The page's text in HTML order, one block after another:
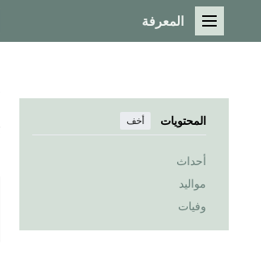
القائمة الرئيسية
المعرفة
المحتويات أخف
أحداث
مواليد
وفيات